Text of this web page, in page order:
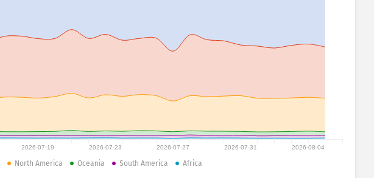
2026-07-19 2026-07-23 2026-07-27 2026-07-31 2026-08-04
North America Oceania South America Africa